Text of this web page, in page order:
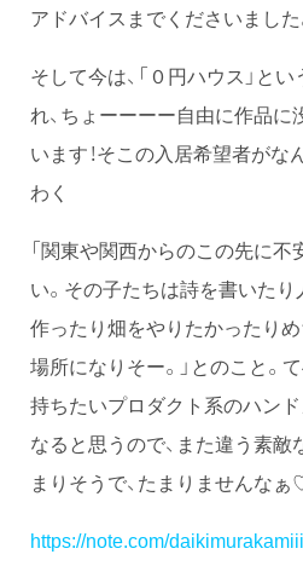
アドバイスまでくださいました
そして今は、「０円ハウス」と
れ、ちょーーーー自由に作品
います！そこの入居希望者がな
わく
「関東や関西からのこの先に
い。その子たちは詩を書いた
作ったり畑をやりたかったり
場所になりそー。」とのこと。
持ちたいプロダクト系のハン
なると思うので、また違う素
まりそうで、たまりませんな
https://note.com/